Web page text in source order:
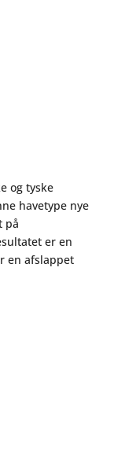
og tyske
havetype nye
på
er en
en afslappet